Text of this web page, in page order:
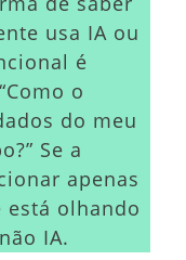
usa IA ou
é
o
do meu
Se a
apenas
está olhando
IA.